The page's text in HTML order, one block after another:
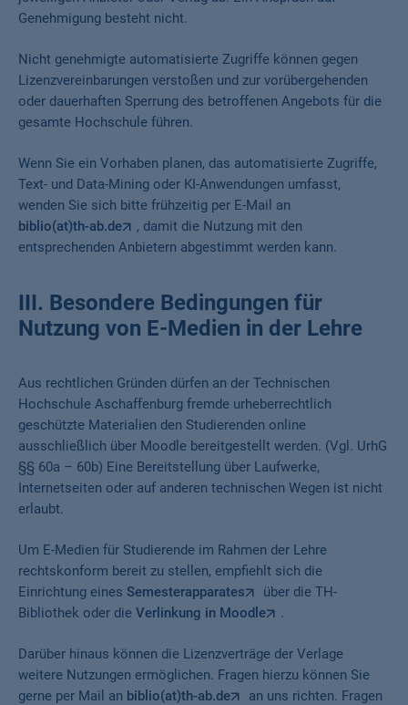
Genehmigung besteht nicht.
Nicht genehmigte automatisierte Zugriffe können gegen
Lizenzvereinbarungen verstoßen und zur vorübergehenden
oder dauerhaften Sperrung des betroffenen Angebots für die
gesamte Hochschule führen.
Wenn Sie ein Vorhaben planen, das automatisierte Zugriffe,
Text- und Data-Mining oder KI-Anwendungen umfasst,
wenden Sie sich bitte frühzeitig per E-Mail an
biblio(at)th-ab.de
, damit die Nutzung mit den
entsprechenden Anbietern abgestimmt werden kann.
III. Besondere Bedingungen für
Nutzung von E-Medien in der Lehre
Aus rechtlichen Gründen dürfen an der Technischen
Hochschule Aschaffenburg fremde urheberrechtlich
geschützte Materialien den Studierenden online
ausschließlich über Moodle bereitgestellt werden. (Vgl. UrhG
§§ 60a – 60b) Eine Bereitstellung über Laufwerke,
Internetseiten oder auf anderen technischen Wegen ist nicht
erlaubt.
Um E-Medien für Studierende im Rahmen der Lehre
rechtskonform bereit zu stellen, empfiehlt sich die
Einrichtung eines Semesterapparates
über die TH-
Bibliothek oder die Verlinkung in Moodle .
Darüber hinaus können die Lizenzverträge der Verlage
weitere Nutzungen ermöglichen. Fragen hierzu können Sie
gerne per Mail an biblio(at)th-ab.de
an uns richten. Fragen